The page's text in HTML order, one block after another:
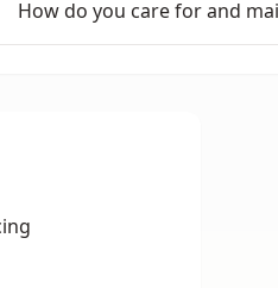
How do you care for and